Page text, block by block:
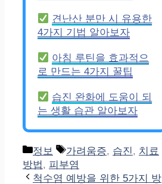
견난산 분만 시 유용한
4가지 기법 알아보자
아침 루틴을 효과적으
로 만드는 4가지 꿀팁
습진 완화에 도움이 되
는 생활 습관 알아보자
Categories
정보 Tags
가려움증, 습진, 치료
방법, 피부염
척수염 예방을 위한 5가지 방